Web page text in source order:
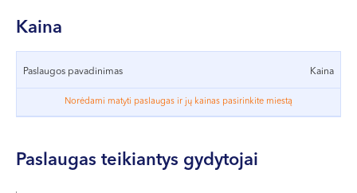
Klaipėda
I-V 08:00 - 20:00
Naujoji Uosto g. 9
Kaina
Paslaugos pavadinimas Kaina
Norėdami matyti paslaugas ir jų kainas pasirinkite miestą
Paslaugas teikiantys gydytojai